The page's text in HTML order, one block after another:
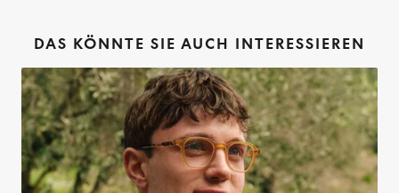
DAS KÖNNTE SIE AUCH INTERESSIEREN